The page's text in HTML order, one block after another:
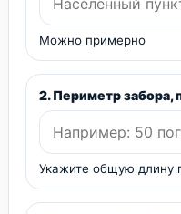
Можно примерно
2. Периметр забора,
Укажите общую длину